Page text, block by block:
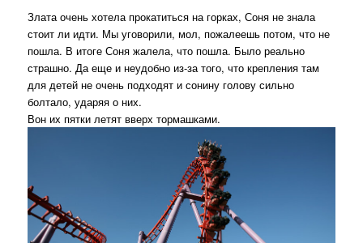
Злата очень хотела прокатиться на горках, Соня не знала
стоит ли идти. Мы уговорили, мол, пожалеешь потом, что не
пошла. В итоге Соня жалела, что пошла. Было реально
страшно. Да еще и неудобно из-за того, что крепления там
для детей не очень подходят и сонину голову сильно
болтало, ударяя о них.
Вон их пятки летят вверх тормашками.